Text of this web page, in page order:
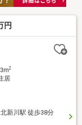
円
2
居
新川駅 徒歩38分